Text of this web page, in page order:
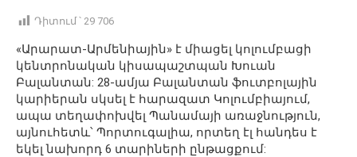
Դիտում ՝ 29 706
«Արարատ-Արմենիային» է միացել կոլումբացի
կենտրոնական կիսապաշտպան Խուան
Բալանտան: 28-ամյա Բալանտան ֆուտբոլային
կարիերան սկսել է հարազատ Կոլումբիայում,
ապա տեղափոխվել Պանամայի առաջնություն,
այնուհետև՝ Պորտուգալիա, որտեղ էլ հանդես է
եկել նախորդ 6 տարիների ընթացքում: